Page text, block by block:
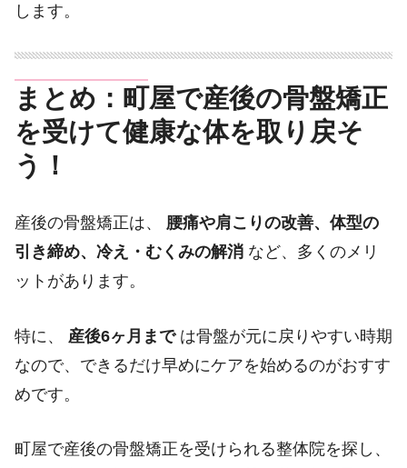
します。
まとめ：町屋で産後の骨盤矯正
を受けて健康な体を取り戻そ
う！
産後の骨盤矯正は、 腰痛や肩こりの改善、体型の
引き締め、冷え・むくみの解消 など、多くのメリ
ットがあります。
特に、 産後6ヶ月までは骨盤が元に戻りやすい時期
なので、できるだけ早めにケアを始めるのがおすす
めです。
町屋で産後の骨盤矯正を受けられる整体院を探し、